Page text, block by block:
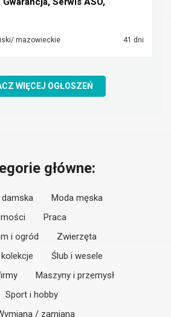
mazowieckie 41 dni
WIĘCEJ OGŁOSZEŃ
główne:
Moda męska
Praca
i ogród
Zwierzęta
Ślub i wesele
Maszyny i przemysł
Sport i hobby
/ zamiana